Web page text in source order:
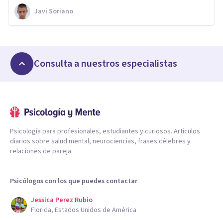
Javi Soriano
Consulta a nuestros especialistas
Psicología para profesionales, estudiantes y curiosos. Artículos
diarios sobre salud mental, neurociencias, frases célebres y
relaciones de pareja.
Psicólogos con los que puedes contactar
Jessica Perez Rubio
Florida, Estados Unidos de América